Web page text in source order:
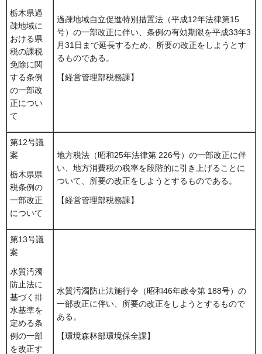
栃木県過
疎地域に
おける県
税の課税
免除に関
する条例
の一部改
正につい
て
過疎地域自立促進特別措置法（平成12年法律第15
号）の一部改正に伴い、条例の有効期限を平成33年3
月31日まで延長するため、所要の改正をしようとす
るものである。
【経営管理部税務課】
第12号議
案
栃木県県
税条例の
一部改正
について
地方税法（昭和25年法律第 226号）の一部改正に伴
い、地方消費税の税率を段階的に引き上げることに
ついて、所要の改正をしようとするものである。
【経営管理部税務課】
第13号議
案
水質汚濁
防止法に
基づく排
水基準を
定める条
例の一部
を改正す
水質汚濁防止法施行令（昭和46年政令第 188号）の
一部改正に伴い、所要の改正をしようとするもので
ある。
【環境森林部環境保全課】